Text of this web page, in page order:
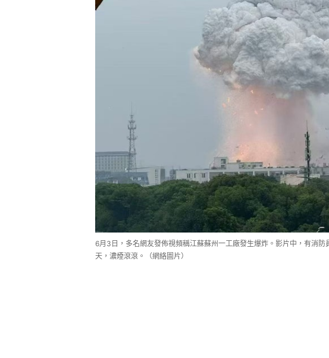
6月3日，多名網友發佈視頻稱江蘇蘇州一工廠發生爆炸。影片中，有消
天，濃煙滾滾。（網絡圖片）